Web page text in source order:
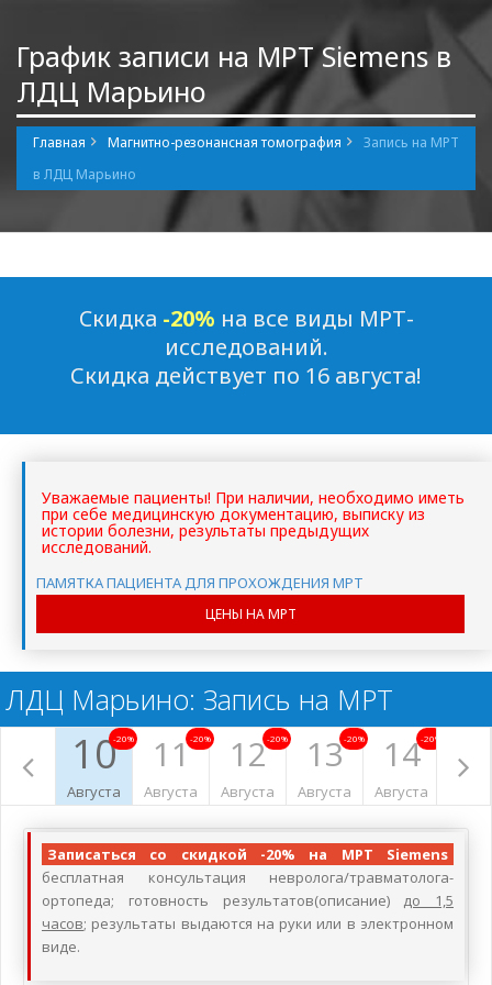
График записи на МРТ Siemens в
ЛДЦ Марьино
Главная Магнитно-резонансная томография
Запись на МРТ
в ЛДЦ Марьино
Cкидка -20% на все виды МРТ-
исследований.
Скидка действует по 16 августа!
Уважаемые пациенты! При наличии, необходимо иметь
при себе медицинскую документацию, выписку из
истории болезни, результаты предыдущих
исследований.
ПАМЯТКА ПАЦИЕНТА ДЛЯ ПРОХОЖДЕНИЯ МРТ
ЦЕНЫ НА МРТ
ЛДЦ Марьино: Запись на МРТ
10
Августа
-20% 11
Августа
-20% 12
Августа
-20% 13
Августа
-20% 14
Августа
-20%
Записаться со скидкой -20% на МРТ Siemens
бесплатная консультация невролога/травматолога-
ортопеда; готовность результатов(описание) до 1,5
часов; результаты выдаются на руки или в электронном
виде.